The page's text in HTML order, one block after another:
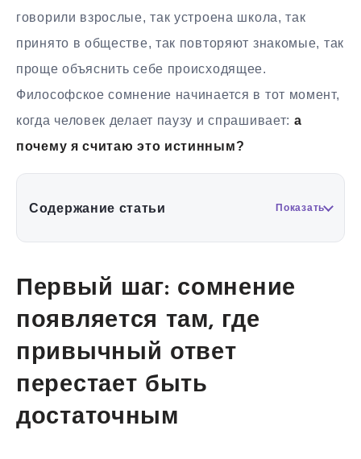
говорили взрослые, так устроена школа, так
принято в обществе, так повторяют знакомые, так
проще объяснить себе происходящее.
Философское сомнение начинается в тот момент,
когда человек делает паузу и спрашивает: а
почему я считаю это истинным?
Содержание статьи Показать
Первый шаг: сомнение
появляется там, где
привычный ответ
перестает быть
достаточным